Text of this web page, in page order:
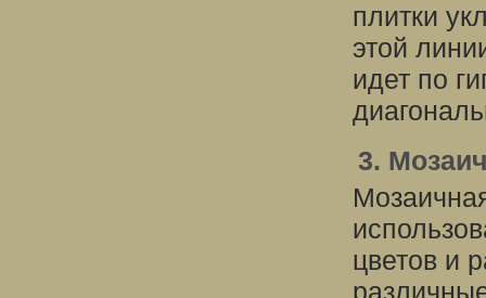
плитки
этой
идет по
3.
цветов и